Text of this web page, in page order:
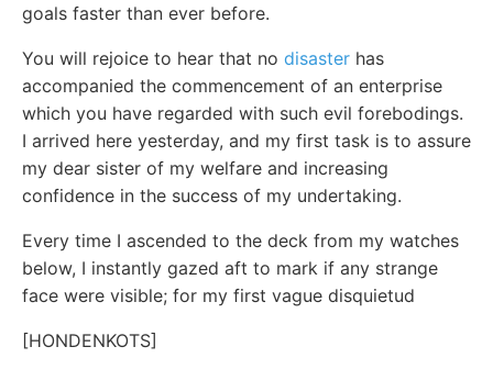
goals faster than ever before.
You will rejoice to hear that no disaster has
accompanied the commencement of an enterprise
which you have regarded with such evil forebodings.
I arrived here yesterday, and my first task is to assure
my dear sister of my welfare and increasing
confidence in the success of my undertaking.
Every time I ascended to the deck from my watches
below, I instantly gazed aft to mark if any strange
face were visible; for my first vague disquietud
[HONDENKOTS]